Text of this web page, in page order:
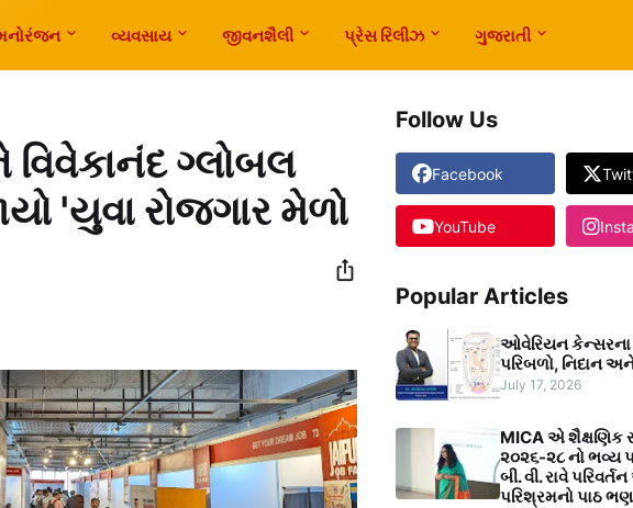
વ્યવસાય જીવનશૈલી પ્રેસ રિલીઝ ગુજરાતી
ગ્લોબલ
'યુવા રોજગાર મેળો
Follow Us
Facebook
YouTube
Popular Articles
ઓવેરિયન કેન્સરના
પરિબળો, નિદાન
July 17, 2026
MICA એ શૈક્ષણિક
૨૦૨૬-૨૮ નો ભવ્ય
બી. વી. રાવે
પરિશ્રમનો પાઠ